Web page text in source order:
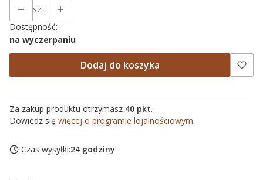
szt.
Dostępność:
na wyczerpaniu
Dodaj do koszyka
Za zakup produktu otrzymasz 40 pkt.
Dowiedz się więcej o programie lojalnościowym.
Czas wysyłki:24 godziny